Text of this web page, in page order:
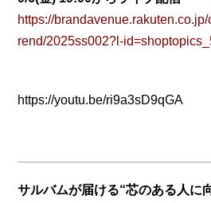
https://
rend/2025ss002?l-
https://youtu.be/ri9a3sD9qGA
サルバムが届ける“芯のある人に